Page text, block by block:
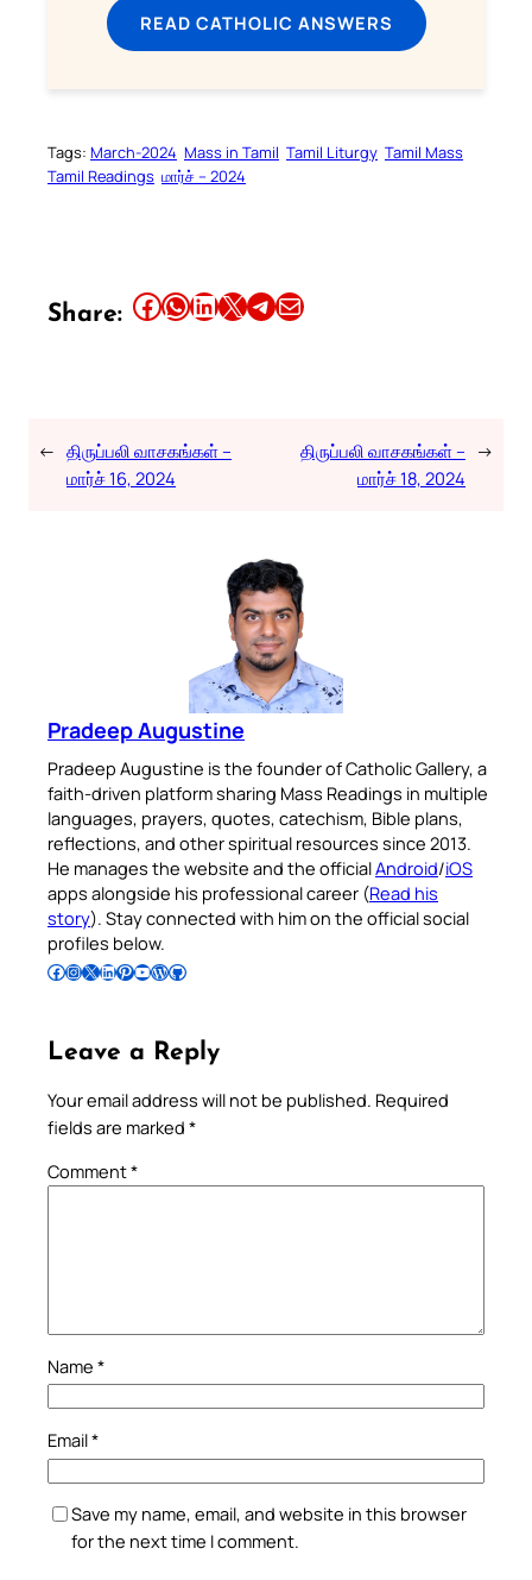
READ CATHOLIC ANSWERS
Tags: March-2024 Mass in Tamil Tamil Liturgy Tamil Mass
Tamil Readings மார்ச் – 2024
Share: Share this article on Facebook Share this article on WhatsApp Share this article on LinkedIn Share this article on X Share this article on TelegramEmail this Article
← திருப்பலி வாசகங்கள் –
மார்ச் 16, 2024
திருப்பலி வாசகங்கள் –
மார்ச் 18, 2024
→
Pradeep Augustine
Pradeep Augustine is the founder of Catholic Gallery, a
faith-driven platform sharing Mass Readings in multiple
languages, prayers, quotes, catechism, Bible plans,
reflections, and other spiritual resources since 2013.
He manages the website and the officialAndroid/iOS
apps alongside his professional career (Read his
story). Stay connected with him on the official social
profiles below.
Follow Pradeep on Facebook Follow Pradeep on InstagramFollow Pradeep on X Follow Pradeep on LinkedIn Follow Pradeep on Pinterest Subscribe to Pradeep’s Youtube Channel Follow Pradeep on WordPress Follow Pradeep on GitHub
Leave a Reply
Your email address will not be published. Required
fields are marked *
Comment*
Name *
Email*
Save my name, email, and website in this browser
for the next time I comment.